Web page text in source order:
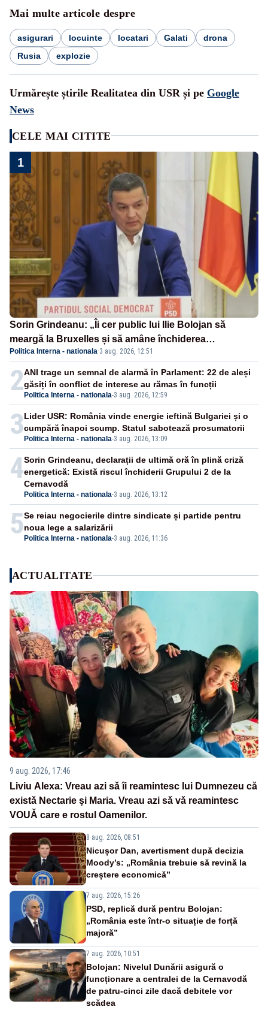
Mai multe articole despre
asigurari locuinte locatari Galati
drona
Rusia
explozie
Urmărește știrile Realitatea din USR și pe Google
News
CELE MAI CITITE
1
Sorin Grindeanu: „Îi cer public lui Ilie Bolojan să
meargă la Bruxelles și să amâne închiderea
termocentralelor” – VIDEO
Politica Interna - nationala·3 aug. 2026, 12:51
2 Politica Interna - nationala-3 aug. 2026, 12:59
ANI trage un semnal de alarmă în Parlament: 22 de aleși
găsiți în conflict de interese au rămas în funcții
3 Politica Interna - nationala-3 aug. 2026, 13:09
Lider USR: România vinde energie ieftină Bulgariei și o
cumpără înapoi scump. Statul sabotează prosumatorii
4
Politica Interna - nationala-3 aug. 2026, 13:12
Sorin Grindeanu, declarații de ultimă oră în plină criză
energetică: Există riscul închiderii Grupului 2 de la
Cernavodă
5 Politica Interna - nationala-3 aug. 2026, 11:36
Se reiau negocierile dintre sindicate și partide pentru
noua lege a salarizării
ACTUALITATE
9 aug. 2026, 17:46
Liviu Alexa: Vreau azi sǎ îi reamintesc lui Dumnezeu cǎ
existǎ Nectarie şi Maria. Vreau azi sǎ vǎ reamintesc
VOUǍ care e rostul Oamenilor.
8 aug. 2026, 08:51
Nicușor Dan, avertisment după decizia
Moody’s: „România trebuie să revină la
creștere economică”
7 aug. 2026, 15:26
PSD, replică dură pentru Bolojan:
„România este într-o situație de forță
majoră”
7 aug. 2026, 10:51
Bolojan: Nivelul Dunării asigură o
funcționare a centralei de la Cernavodă
de patru-cinci zile dacă debitele vor
scădea